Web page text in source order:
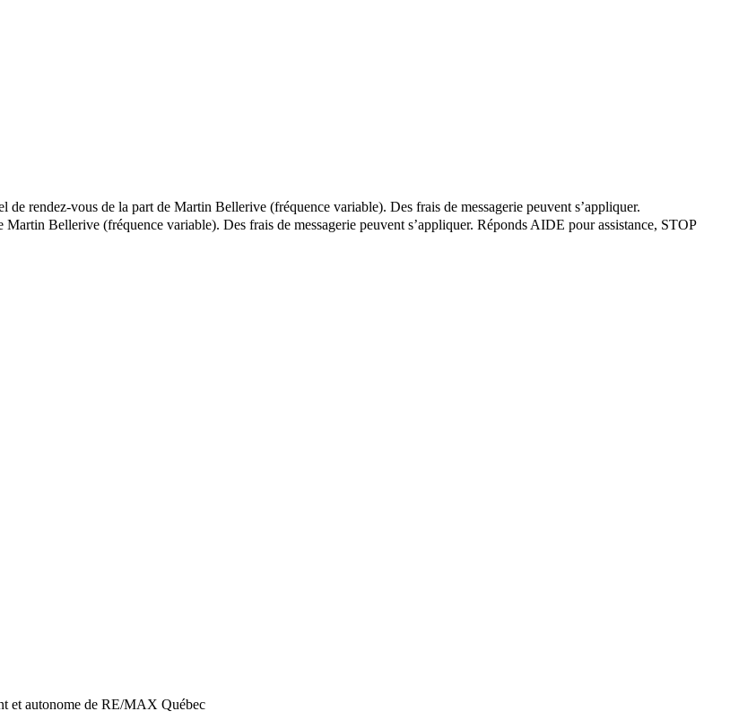
de rendez-vous de la part de Martin Bellerive (fréquence variable). Des frais de messagerie peuvent s’appliquer.
Martin Bellerive (fréquence variable). Des frais de messagerie peuvent s’appliquer. Réponds AIDE pour assistance, STOP
et autonome de RE/MAX Québec